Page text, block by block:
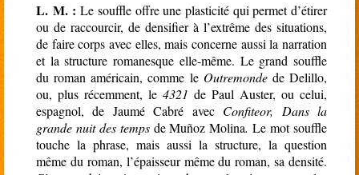
L. M. : Le souffle offre une plasticité qui permet d’étirer
ou de raccourcir, de densifier à l’extrême des situations,
de faire corps avec elles, mais concerne aussi la narration
et la structure romanesque elle-même. Le grand souffle
du roman américain, comme le Outremonde de Delillo,
ou, plus récemment, le 4321 de Paul Auster, ou celui,
espagnol, de Jaumé Cabré avec Confiteor, Dans la
grande nuit des temps de Muñoz Molina.Le mot souffle
touche la phrase, mais aussi la structure, la question
même du roman, l’épaisseur même du roman, sa densité.